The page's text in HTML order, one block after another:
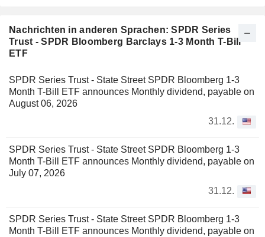
Nachrichten in anderen Sprachen: SPDR Series
Trust - SPDR Bloomberg Barclays 1-3 Month T-Bill
ETF
SPDR Series Trust - State Street SPDR Bloomberg 1-3
Month T-Bill ETF announces Monthly dividend, payable on
August 06, 2026
31.12.
SPDR Series Trust - State Street SPDR Bloomberg 1-3
Month T-Bill ETF announces Monthly dividend, payable on
July 07, 2026
31.12.
SPDR Series Trust - State Street SPDR Bloomberg 1-3
Month T-Bill ETF announces Monthly dividend, payable on